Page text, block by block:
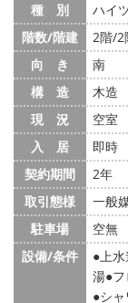
種 別
ハイ
階数/階建
2階/2
向 き
南
構 造
木造
現 況
空室
入 居
即時
契約期間
2年
取引態様
一般
駐車場
空無
設備/条件
上水
湯
シ